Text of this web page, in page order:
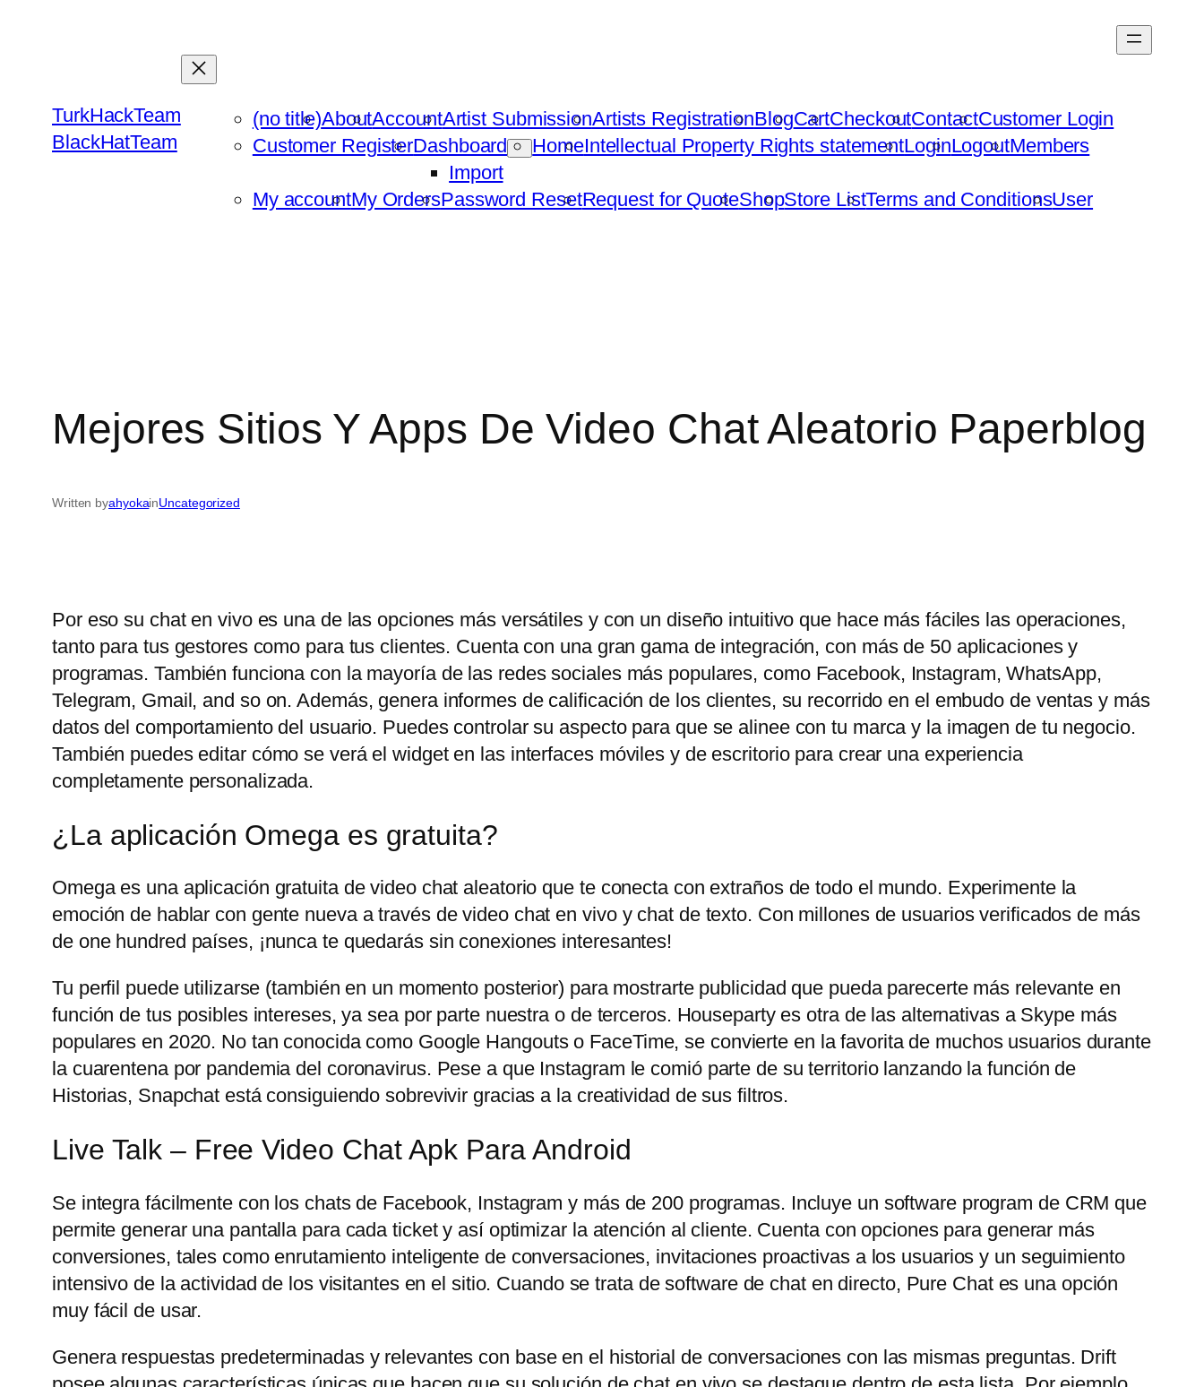
TurkHackTeam
BlackHatTeam
(no title)AboutAccountArtist SubmissionArtists RegistrationBlogCartCheckoutContactCustomer Login
Customer RegisterDashboard
Import
HomeIntellectual Property Rights statementLoginLogoutMembers
My accountMy OrdersPassword ResetRequest for QuoteShopStore ListTerms and ConditionsUser
Mejores Sitios Y Apps De Video Chat Aleatorio Paperblog
Written byahyokainUncategorized
Por eso su chat en vivo es una de las opciones más versátiles y con un diseño intuitivo que hace más fáciles las operaciones,
tanto para tus gestores como para tus clientes. Cuenta con una gran gama de integración, con más de 50 aplicaciones y
programas. También funciona con la mayoría de las redes sociales más populares, como Facebook, Instagram, WhatsApp,
Telegram, Gmail, and so on. Además, genera informes de calificación de los clientes, su recorrido en el embudo de ventas y más
datos del comportamiento del usuario. Puedes controlar su aspecto para que se alinee con tu marca y la imagen de tu negocio.
También puedes editar cómo se verá el widget en las interfaces móviles y de escritorio para crear una experiencia
completamente personalizada.
¿La aplicación Omega es gratuita?
Omega es una aplicación gratuita de video chat aleatorio que te conecta con extraños de todo el mundo. Experimente la
emoción de hablar con gente nueva a través de video chat en vivo y chat de texto. Con millones de usuarios verificados de más
de one hundred países, ¡nunca te quedarás sin conexiones interesantes!
Tu perfil puede utilizarse (también en un momento posterior) para mostrarte publicidad que pueda parecerte más relevante en
función de tus posibles intereses, ya sea por parte nuestra o de terceros. Houseparty es otra de las alternativas a Skype más
populares en 2020. No tan conocida como Google Hangouts o FaceTime, se convierte en la favorita de muchos usuarios durante
la cuarentena por pandemia del coronavirus. Pese a que Instagram le comió parte de su territorio lanzando la función de
Historias, Snapchat está consiguiendo sobrevivir gracias a la creatividad de sus filtros.
Live Talk – Free Video Chat Apk Para Android
Se integra fácilmente con los chats de Facebook, Instagram y más de 200 programas. Incluye un software program de CRM que
permite generar una pantalla para cada ticket y así optimizar la atención al cliente. Cuenta con opciones para generar más
conversiones, tales como enrutamiento inteligente de conversaciones, invitaciones proactivas a los usuarios y un seguimiento
intensivo de la actividad de los visitantes en el sitio. Cuando se trata de software de chat en directo, Pure Chat es una opción
muy fácil de usar.
Genera respuestas predeterminadas y relevantes con base en el historial de conversaciones con las mismas preguntas. Drift